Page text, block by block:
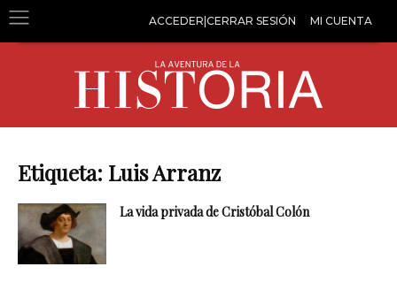
ACCEDER|CERRAR SESIÓN MI CUENTA
Etiqueta: Luis Arranz
La vida privada de Cristóbal Colón